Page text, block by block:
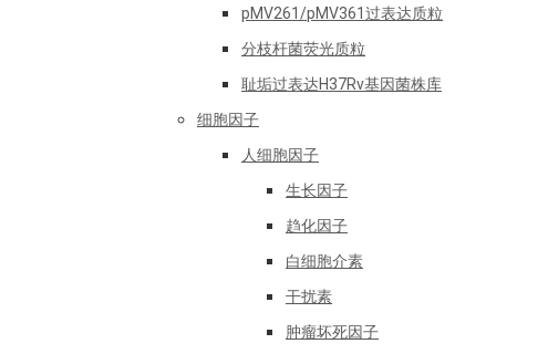
pMV261/pMV361过表达质粒
分枝杆菌荧光质粒
耻垢过表达H37Rv基因菌株库
细胞因子
人细胞因子
生长因子
趋化因子
白细胞介素
干扰素
肿瘤坏死因子